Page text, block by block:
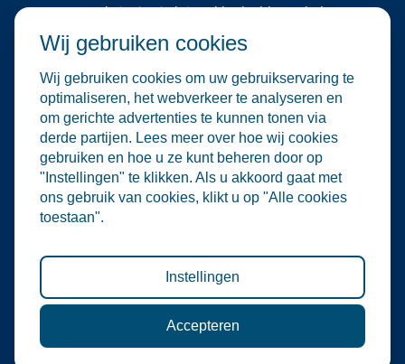
Deze website is uitsluitend bedoeld voor leden van
Water Alliance biedt dit platform aan om relevante
evenementen in de water- en
milieutechnologiesector te verzamelen en onder de
aandacht te brengen. Hoewel wij zorgvuldig omgaan
met de selectie en plaatsing van evenementen, zijn
wij niet verantwoordelijk voor de organisatie of
inhoud van externe evenementen.
De informatie op deze website is informatief van
aard. Er kunnen geen rechten worden ontleend aan
de inhoud van deze site, noch aan deelname aan de
geen enkele aansprakelijkheid voor directe of
indirecte schade die voortvloeit uit het gebruik van
deze informatie.
Wij gebruiken cookies
Wij gebruiken cookies om uw gebruikservaring te
optimaliseren, het webverkeer te analyseren en
om gerichte advertenties te kunnen tonen via
derde partijen. Lees meer over hoe wij cookies
gebruiken en hoe u ze kunt beheren door op
"Instellingen" te klikken. Als u akkoord gaat met
ons gebruik van cookies, klikt u op "Alle cookies
toestaan".
Instellingen
Accepteren